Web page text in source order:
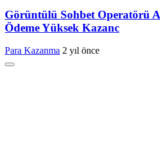
Görüntülü Sohbet Operatörü
Ödeme Yüksek Kazanc
Para Kazanma 2 yıl önce